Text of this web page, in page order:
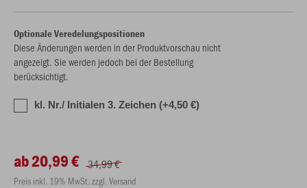
Optionale Veredelungspositionen
Diese Änderungen werden in der Produktvorschau nicht
angezeigt. Sie werden jedoch bei der Bestellung
berücksichtigt.
kl. Nr./ Initialen 3. Zeichen (+4,50 €)
ab 20,99 € 34,99 €
Preis inkl. 19% MwSt. zzgl. Versand